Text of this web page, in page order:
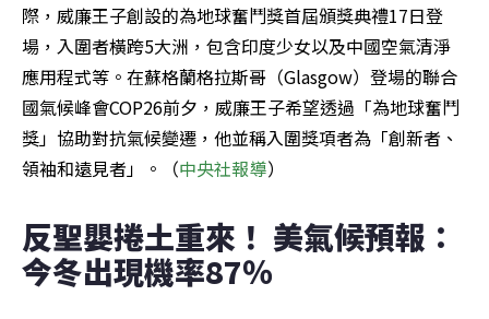
際，威廉王子創設的為地球奮鬥獎首屆頒獎典禮17日登
場，入圍者橫跨5大洲，包含印度少女以及中國空氣清淨
應用程式等。在蘇格蘭格拉斯哥（Glasgow）登場的聯合
國氣候峰會COP26前夕，威廉王子希望透過「為地球奮鬥
獎」協助對抗氣候變遷，他並稱入圍獎項者為「創新者、
領袖和遠見者」。（中央社報導）
反聖嬰捲土重來！ 美氣候預報：
今冬出現機率87％